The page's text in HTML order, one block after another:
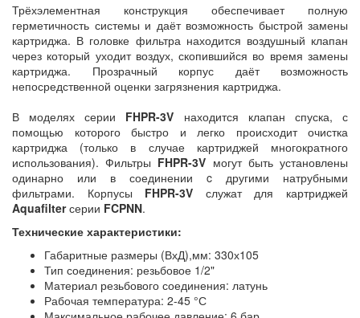
Трёхэлементная конструкция обеспечивает полную
герметичность системы и даёт возможность быстрой замены
картриджа. В головке фильтра находится воздушный клапан
через который уходит воздух, скопившийся во время замены
картриджа. Прозрачный корпус даёт возможность
непосредственной оценки загрязнения картриджа.
В моделях серии FHPR-3V находится клапан спуска, с
помощью которого быстро и легко происходит очистка
картриджа (только в случае картриджей многократного
использования). Фильтры FHPR-3V могут быть установлены
одинарно или в соединении c другими натрубными
фильтрами. Корпусы FHPR-3V служат для картриджей
Aquafilterсерии FCPNN.
Технические характеристики:
Габаритные размеры (ВхД),мм: 330х105
Тип соединения: резьбовое 1/2"
Материал резьбового соединения: латунь
Рабочая температура: 2-45 °С